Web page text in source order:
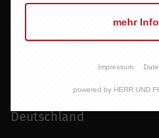
Deutschland
mehr
Impressum
powered by HERR UND